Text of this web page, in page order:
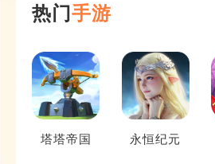
热门手游
塔塔帝国 永恒纪元